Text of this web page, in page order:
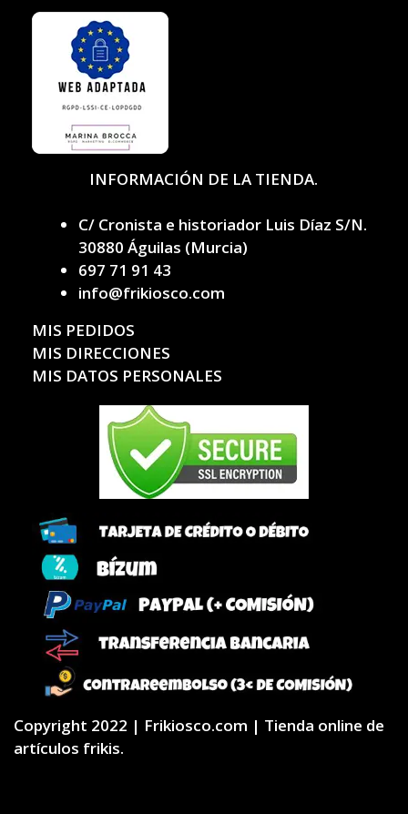
INFORMACIÓN DE LA TIENDA.
C/ Cronista e historiador Luis Díaz S/N.
30880 Águilas (Murcia)
697 71 91 43
info@frikiosco.com
MIS PEDIDOS
MIS DIRECCIONES
MIS DATOS PERSONALES
Copyright 2022 | Frikiosco.com | Tienda online de
artículos frikis.